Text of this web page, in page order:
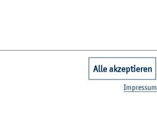
Alle akzeptieren
Im­pres­sum